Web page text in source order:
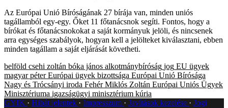
Az Európai Unió Bíróságának 27 bírája van, minden uniós
tagállamból egy‑egy. Őket 11 főtanácsnok segíti. Fontos, hogy a
bírókat és főtanácsnokokat a saját kormányuk jelöli, és nincsenek
arra egységes szabályok, hogyan kell a jelölteket kiválasztani, ebben
minden tagállam a saját eljárását követheti.
belföld csehi zoltán bóka jános alkotmánybíróság jog EU ügyek
magyar péter Európai ügyek bizottsága Európai Unió Bírósága
Nagy és Trócsányi iroda Fehér Miklós Zoltán Európai Uniós Ügyek
Minisztériuma igazságügyi minisztérium kúria
GYIK
Hibát jelentek Impresszum Javítások kezelése
Jogi